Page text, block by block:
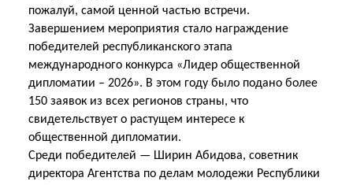
пожалуй, самой ценной частью встречи.
Завершением мероприятия стало награждение
победителей республиканского этапа
международного конкурса «Лидер общественной
дипломатии – 2026». В этом году было подано более
150 заявок из всех регионов страны, что
свидетельствует о растущем интересе к
общественной дипломатии.
Среди победителей — Ширин Абидова, советник
директора Агентства по делам молодежи Республики